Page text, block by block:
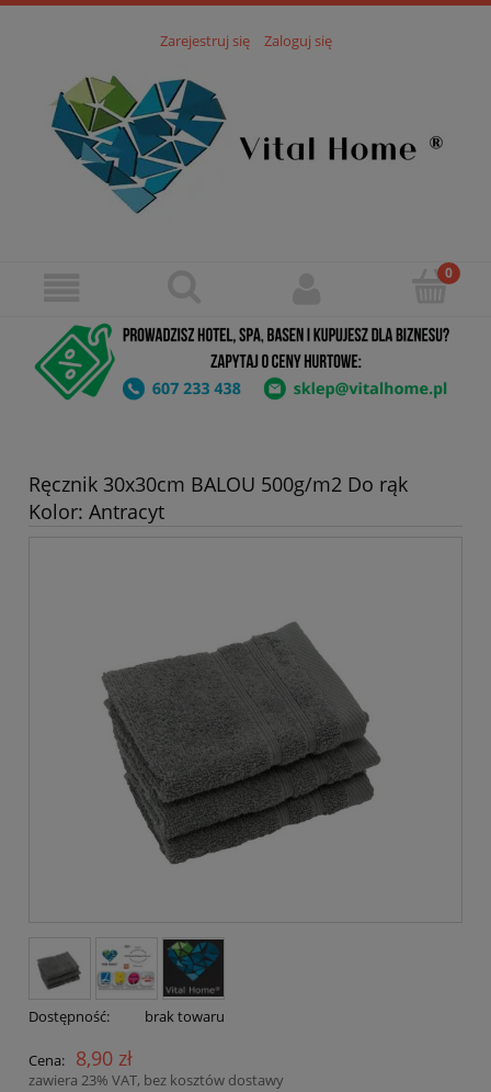
Zarejestruj się Zaloguj się
Ręcznik 30x30cm BALOU 500g/m2 Do rąk
Kolor: Antracyt
Dostępność: brak towaru
Cena: 8,90 zł
zawiera 23% VAT, bez kosztów dostawy